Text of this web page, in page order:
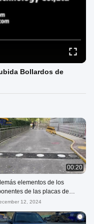
Bollardos de
00:20
elementos de los
de las placas de
12, 2024